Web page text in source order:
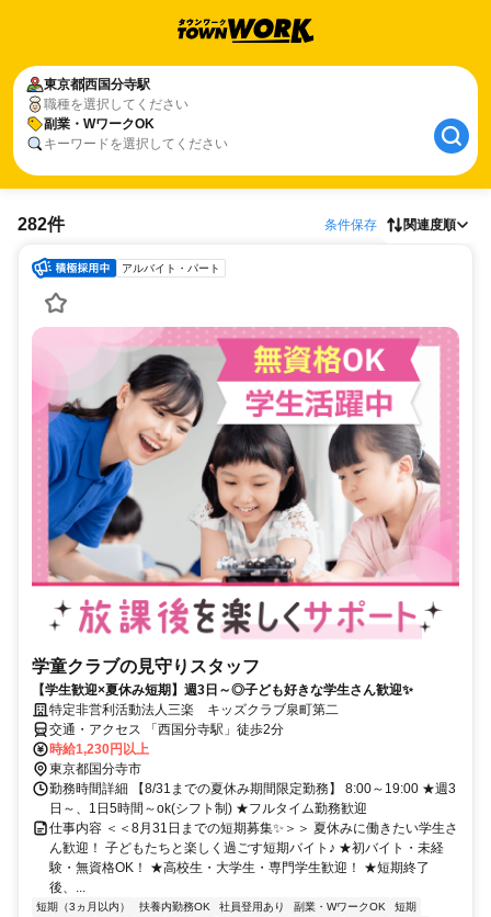
東京都西国分寺駅
職種を選択してください
副業・WワークOK
キーワードを選択してください
282件 条件保存 関連度順
アルバイト・パート
学童クラブの見守りスタッフ
【学生歓迎×夏休み短期】週3日～◎子ども好きな学生さん歓迎✨
特定非営利活動法人三楽 キッズクラブ泉町第二
交通・アクセス 「西国分寺駅」徒歩2分
時給1,230円以上
東京都国分寺市
勤務時間詳細 【8/31までの夏休み期間限定勤務】 8:00～19:00 ★週3
日～、1日5時間～ok(シフト制) ★フルタイム勤務歓迎
仕事内容 ＜＜8月31日までの短期募集✨＞＞ 夏休みに働きたい学生さ
ん歓迎！ 子どもたちと楽しく過ごす短期バイト♪ ★初バイト・未経
験・無資格OK！ ★高校生・大学生・専門学生歓迎！ ★短期終了
後、...
短期（3ヵ月以内） 扶養内勤務OK 社員登用あり 副業・WワークOK
短期